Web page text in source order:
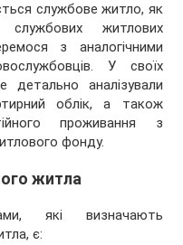
службове житло, як
службових житлових
з аналогічними
У своїх
детально аналізували
облік, а також
проживання з
фонду.
житла
які визначають
є: